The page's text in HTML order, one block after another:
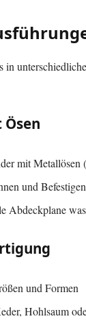
in
Ösen
mit Metallösen
und Befestigen
Abdeckplane
und Formen
Hohlsaum